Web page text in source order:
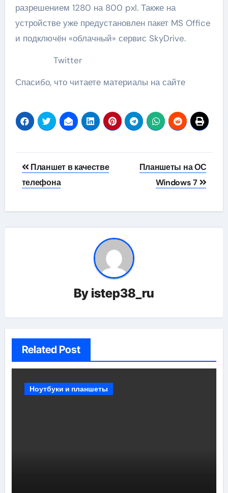
разрешением 1280 на 800 pxl. Также на
устройстве уже предустановлен пакет MS Office
и подключён «облачный» сервис SkyDrive.
Twitter
Спасибо, что читаете материалы на сайте
Навигация
по
Планшет в качестве
телефона
Планшеты на ОС
Windows 7
By istep38_ru
Related Post
Ноутбуки и планшеты